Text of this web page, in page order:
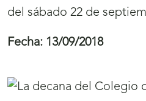
del sábado 22 de
Fecha: 13/09/2018